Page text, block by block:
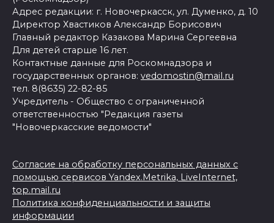
Адрес редакции: г. Новочеркасск, ул. Думенко, д. 10
Директор Хвастиков Александр Борисович
Главный редактор Казакова Марина Сергеевна
Для детей старше 16 лет.
Контактные данные для Роскомнадзора и
государственных органов: vedomostin@mail.ru
тел. 8(8635) 22-82-85
Учредитель - Общество с ограниченной
ответственностью "Редакция газеты
"Новочеркасские ведомости"
Согласие на обработку персональных данных с
помощью сервисов Yandex.Metrika, LiveInternet,
top.mail.ru
Политика конфиденциальности и защиты
информации